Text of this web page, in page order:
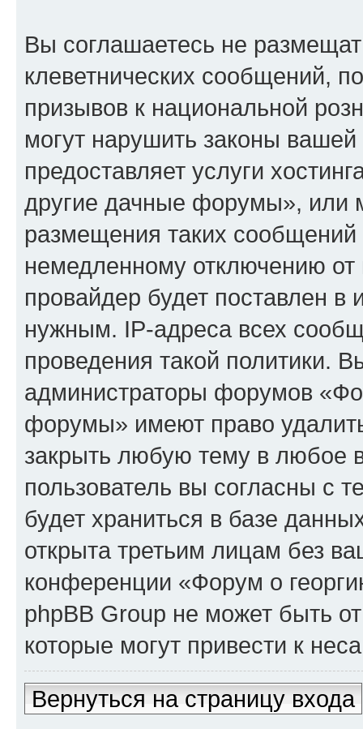
Вы соглашаетесь не
клеветнических сообщений,
призывов к национальной
могут нарушить законы
предоставляет услуги
другие дачные форумы», или
размещения таких
немедленному отключению
провайдер будет поставлен в
нужным. IP-адреса всех
проведения такой политики.
администраторы форумов
форумы» имеют право
закрыть любую тему в любое
пользователь вы согласны с
будет храниться в базе
открыта третьим лицам без
конференции «Форум о
phpBB Group не может быть
которые могут привести к
Вернуться на страницу входа